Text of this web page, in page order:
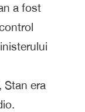
a fost
Stan era